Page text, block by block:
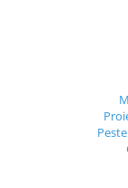
MOBILIER URBAN
Garduri/